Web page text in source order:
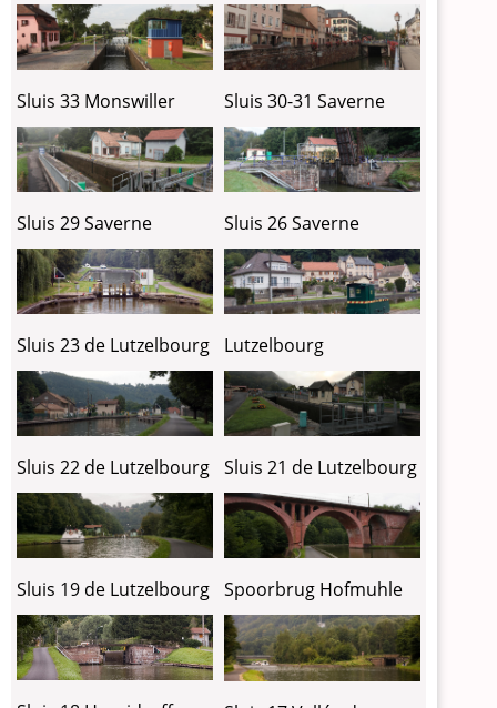
Sluis 33 Monswiller Sluis 30-31 Saverne
Sluis 29 Saverne Sluis 26 Saverne
Sluis 23 de Lutzelbourg Lutzelbourg
Sluis 22 de Lutzelbourg Sluis 21 de Lutzelbourg
Sluis 19 de Lutzelbourg Spoorbrug Hofmuhle